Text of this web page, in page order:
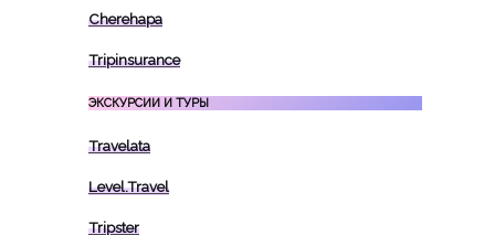
Cherehapa
Tripinsurance
ЭКСКУРСИИ И ТУРЫ
Travelata
Level.Travel
Tripster